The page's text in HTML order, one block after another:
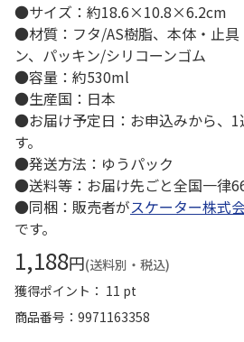
●サイズ：約18.6×10.8×6.2cm
●材質：フタ/AS樹脂、本体・止
ン、パッキン/シリコーンゴム
●容量：約530ml
●生産国：日本
●お届け予定日：お申込みから、1
す。
●発送方法：ゆうパック
●送料等：お届け先ごと全国一律
●同梱：販売者がスケーター株式
です。
1,188円(送料別・税込)
獲得ポイント： 11 pt
商品番号
9971163358